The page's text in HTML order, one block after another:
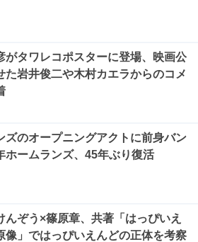
がタワレコポスターに登場、映画公
た岩井俊二や木村カエラからのコメ
ズのオープニングアクトに前身バン
ホームランズ、45年ぶり復活
んぞう×篠原章、共著「はっぴいえ
像」ではっぴいえんどの正体を考察